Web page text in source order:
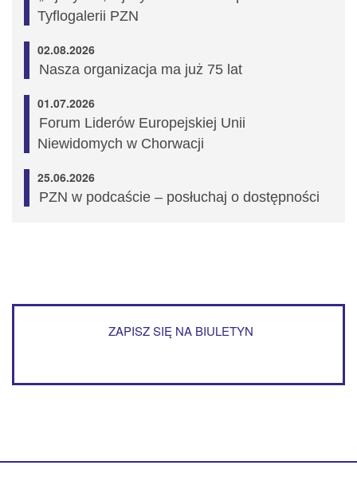
Tyflogalerii PZN
02.08.2026
Nasza organizacja ma już 75 lat
01.07.2026
Forum Liderów Europejskiej Unii
Niewidomych w Chorwacji
25.06.2026
PZN w podcaście – posłuchaj o dostępności
ZAPISZ SIĘ NA BIULETYN